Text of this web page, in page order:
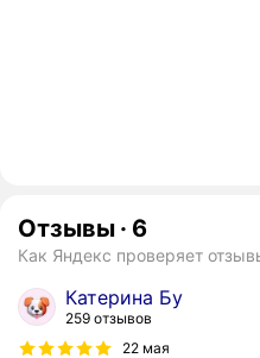
Отзывы · 6
Как Яндекс проверяет
Катерина Бу
259 отзывов
22 мая